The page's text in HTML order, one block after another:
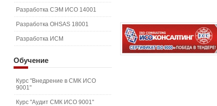
Разработка СЭМ ИСО 14001
Разработка OHSAS 18001
Разработка ИСМ
Обучение
Курс "Внедрение в СМК ИСО
9001"
Курс "Аудит СМК ИСО 9001"